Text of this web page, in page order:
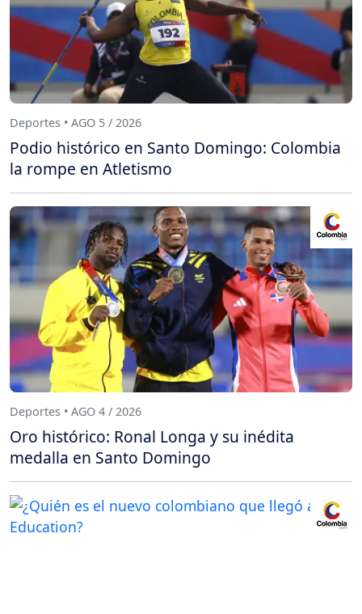
Deportes • AGO 5 / 2026
Podio histórico en Santo Domingo: Colombia
la rompe en Atletismo
Deportes • AGO 4 / 2026
Oro histórico: Ronal Longa y su inédita
medalla en Santo Domingo